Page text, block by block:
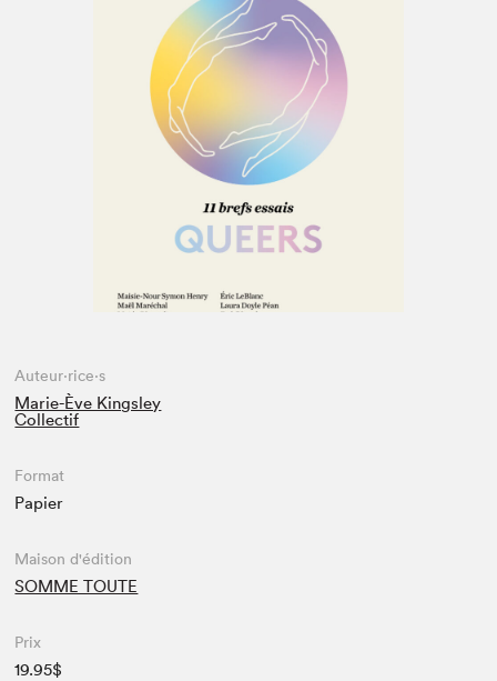
Auteur·rice·s
Marie-Ève Kingsley
Collectif
Format
Papier
Maison d'édition
SOMME TOUTE
Prix
19.95$